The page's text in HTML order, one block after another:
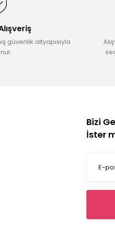
güvenlik altyapısıyla
Bizi
İster